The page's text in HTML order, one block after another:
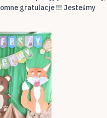
gratulacje !!! Jesteśmy